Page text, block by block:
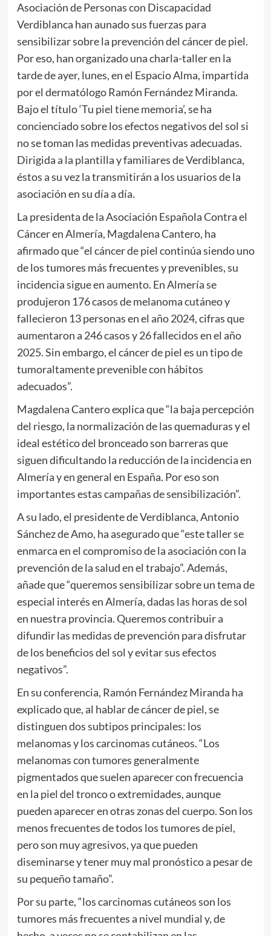
Asociación de Personas con Discapacidad
Verdiblanca han aunado sus fuerzas para
sensibilizar sobre la prevención del cáncer de piel.
Por eso, han organizado una charla-taller en la
tarde de ayer, lunes, en el Espacio Alma, impartida
por el dermatólogo Ramón Fernández Miranda.
Bajo el título ‘Tu piel tiene memoria’, se ha
concienciado sobre los efectos negativos del sol si
no se toman las medidas preventivas adecuadas.
Dirigida a la plantilla y familiares de Verdiblanca,
éstos a su vez la transmitirán a los usuarios de la
asociación en su día a día.
La presidenta de la Asociación Española Contra el
Cáncer en Almería, Magdalena Cantero, ha
afirmado que “el cáncer de piel continúa siendo uno
de los tumores más frecuentes y prevenibles, su
incidencia sigue en aumento. En Almería se
produjeron 176 casos de melanoma cutáneo y
fallecieron 13 personas en el año 2024, cifras que
aumentaron a 246 casos y 26 fallecidos en el año
2025. Sin embargo, el cáncer de piel es un tipo de
tumoraltamente prevenible con hábitos
adecuados”.
Magdalena Cantero explica que “la baja percepción
del riesgo, la normalización de las quemaduras y el
ideal estético del bronceado son barreras que
siguen dificultando la reducción de la incidencia en
Almería y en general en España. Por eso son
importantes estas campañas de sensibilización”.
A su lado, el presidente de Verdiblanca, Antonio
Sánchez de Amo, ha asegurado que “este taller se
enmarca en el compromiso de la asociación con la
prevención de la salud en el trabajo”. Además,
añade que “queremos sensibilizar sobre un tema de
especial interés en Almería, dadas las horas de sol
en nuestra provincia. Queremos contribuir a
difundir las medidas de prevención para disfrutar
de los beneficios del sol y evitar sus efectos
negativos”.
En su conferencia, Ramón Fernández Miranda ha
explicado que, al hablar de cáncer de piel, se
distinguen dos subtipos principales: los
melanomas y los carcinomas cutáneos. “Los
melanomas con tumores generalmente
pigmentados que suelen aparecer con frecuencia
en la piel del tronco o extremidades, aunque
pueden aparecer en otras zonas del cuerpo. Son los
menos frecuentes de todos los tumores de piel,
pero son muy agresivos, ya que pueden
diseminarse y tener muy mal pronóstico a pesar de
su pequeño tamaño”.
Por su parte, “los carcinomas cutáneos son los
tumores más frecuentes a nivel mundial y, de